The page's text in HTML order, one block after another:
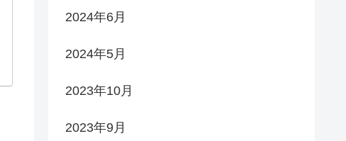
2024年6月
2024年5月
2023年10月
2023年9月